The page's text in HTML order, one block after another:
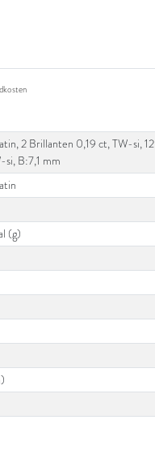
2 Brillanten 0,19 ct, TW-si, 12
B:7,1 mm
(g)